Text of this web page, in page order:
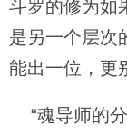
斗罗的修为如
是另一个层次
能出一位，更
“魂导师的